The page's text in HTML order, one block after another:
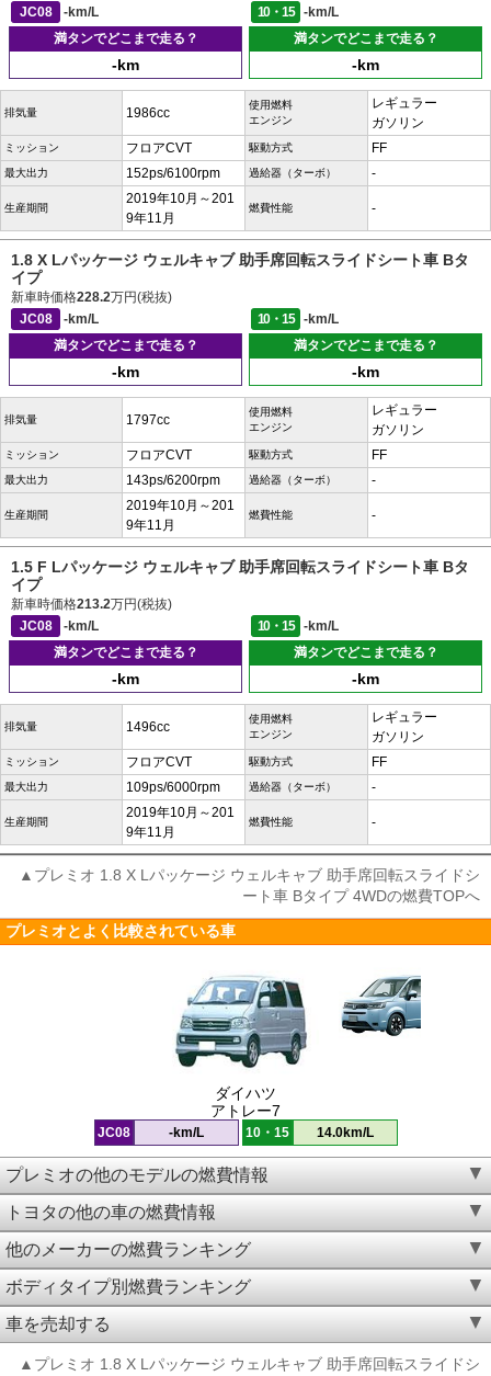
JC08
-km/L 10・15
-km/L
満タンでどこまで走る？
-km
満タンでどこまで走る？
-km
排気量 1986cc
使用燃料
エンジン
レギュラー
ガソリン
ミッション フロアCVT 駆動方式 FF
最大出力 152ps/6100rpm 過給器（ターボ） -
生産期間
2019年10月～201
9年11月
燃費性能 -
1.8 X Lパッケージ ウェルキャブ 助手席回転スライドシート車 Bタ
イプ
新車時価格228.2万円(税抜)
JC08
-km/L 10・15
-km/L
満タンでどこまで走る？
-km
満タンでどこまで走る？
-km
排気量 1797cc
使用燃料
エンジン
レギュラー
ガソリン
ミッション フロアCVT 駆動方式 FF
最大出力 143ps/6200rpm 過給器（ターボ） -
生産期間
2019年10月～201
9年11月
燃費性能 -
1.5 F Lパッケージ ウェルキャブ 助手席回転スライドシート車 Bタ
イプ
新車時価格213.2万円(税抜)
JC08
-km/L 10・15
-km/L
満タンでどこまで走る？
-km
満タンでどこまで走る？
-km
排気量 1496cc
使用燃料
エンジン
レギュラー
ガソリン
ミッション フロアCVT 駆動方式 FF
最大出力 109ps/6000rpm 過給器（ターボ） -
生産期間
2019年10月～201
9年11月
燃費性能 -
▲プレミオ 1.8 X Lパッケージ ウェルキャブ 助手席回転スライドシ
ート車 Bタイプ 4WDの燃費TOPへ
プレミオとよく比較されている車
ダイハツ
アトレー7
JC08 -km/L 10・15 14.0km/L
プレミオの他のモデルの燃費情報
トヨタの他の車の燃費情報
他のメーカーの燃費ランキング
ボディタイプ別燃費ランキング
車を売却する
▲プレミオ 1.8 X Lパッケージ ウェルキャブ 助手席回転スライドシ